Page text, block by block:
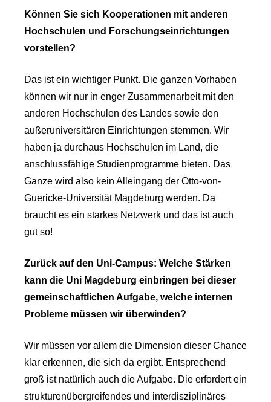
Können Sie sich Kooperationen mit anderen
Hochschulen und Forschungseinrichtungen
vorstellen?
Das ist ein wichtiger Punkt. Die ganzen Vorhaben
können wir nur in enger Zusammenarbeit mit den
anderen Hochschulen des Landes sowie den
außeruniversitären Einrichtungen stemmen. Wir
haben ja durchaus Hochschulen im Land, die
anschlussfähige Studienprogramme bieten. Das
Ganze wird also kein Alleingang der Otto-von-
Guericke-Universität Magdeburg werden. Da
braucht es ein starkes Netzwerk und das ist auch
gut so!
Zurück auf den Uni-Campus: Welche Stärken
kann die Uni Magdeburg einbringen bei dieser
gemeinschaftlichen Aufgabe, welche internen
Probleme müssen wir überwinden?
Wir müssen vor allem die Dimension dieser Chance
klar erkennen, die sich da ergibt. Entsprechend
groß ist natürlich auch die Aufgabe. Die erfordert ein
strukturenübergreifendes und interdisziplinäres